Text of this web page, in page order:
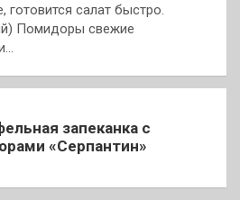
салат быстро.
Помидоры свежие
запеканка с
«Серпантин»